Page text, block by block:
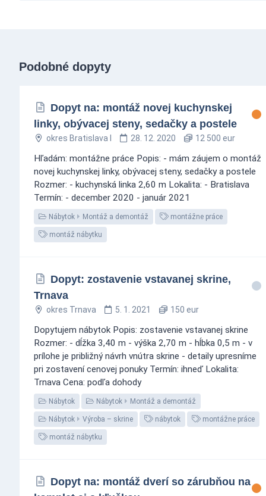
Podobné dopyty
Dopyt na: montáž novej kuchynskej
linky, obývacej steny, sedačky a postele
okres Bratislava I 28. 12. 2020 12 500 eur
Hľadám: montážne práce Popis: - mám záujem o montáž
novej kuchynskej linky, obývacej steny, sedačky a postele
Rozmer: - kuchynská linka 2,60 m Lokalita: - Bratislava
Termín: - december 2020 - január 2021
Nábytok Montáž a demontáž montážne práce
montáž nábytku
Dopyt: zostavenie vstavanej skrine,
Trnava
okres Trnava 5. 1. 2021 150 eur
Dopytujem nábytok Popis: zostavenie vstavanej skrine
Rozmer: - dĺžka 3,40 m - výška 2,70 m - hĺbka 0,5 m - v
prílohe je približný návrh vnútra skrine - detaily upresníme
pri zostavení cenovej ponuky Termín: ihneď Lokalita:
Trnava Cena: podľa dohody
Nábytok Nábytok Montáž a demontáž
Nábytok Výroba – skrine nábytok montážne práce
montáž nábytku
Dopyt na: montáž dverí so zárubňou na